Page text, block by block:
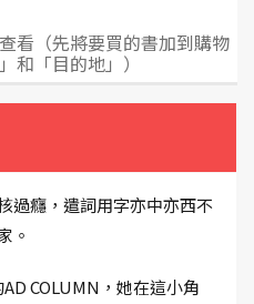
看（先將要買的書加到購物
和「目的地」）
過癮，遣詞用字亦中亦西不
。
COLUMN，她在這小角